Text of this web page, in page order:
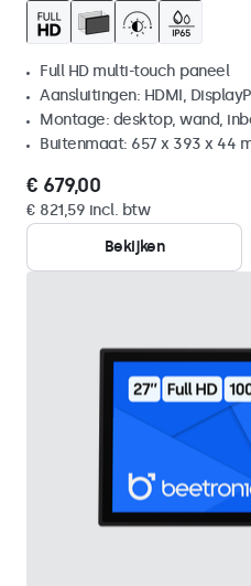
Full HD multi-touch paneel
Aansluitingen: HDMI,
Montage: desktop, wand,
Buitenmaat: 657 x 393 x 44
€ 679,00
€ 821,59 incl. btw
Bekijken